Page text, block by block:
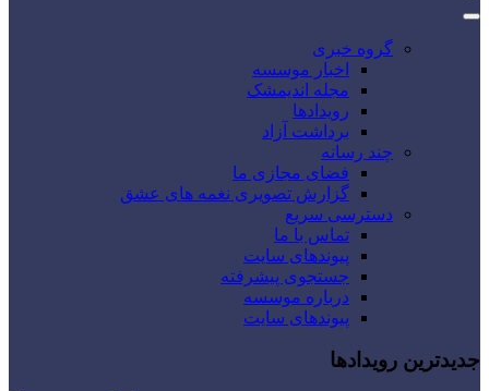
گروه خبری
اخبار موسسه
مجله اندیمشک
رویدادها
برداشت آزاد
چند رسانه
فضای مجازی ما
گزارش تصویری نغمه های عشق
دسترسی سریع
تماس با ما
پیوندهای سایت
جستجوی پیشرفته
درباره موسسه
پیوندهای سایت
جدیدترین رویدادها